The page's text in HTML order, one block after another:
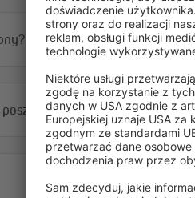
do parasoli?